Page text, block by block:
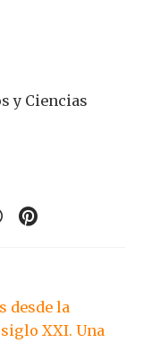
y Ciencias
desde la
XXI. Una